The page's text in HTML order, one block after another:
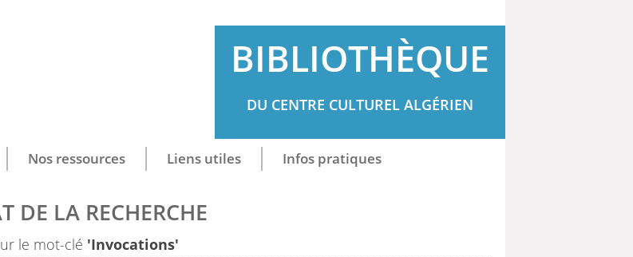
BIBLIOTHÈQUE
DU CENTRE CULTUREL ALGÉRIEN
Nos ressources Liens utiles Infos pratiques
DE LA RECHERCHE
le mot-clé 'Invocations'